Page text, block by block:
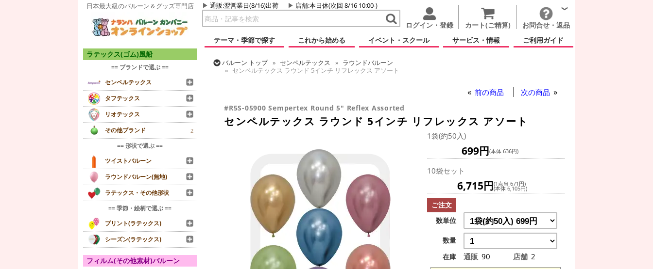
日本最大級のバルーン＆グッズ専門店 通販:翌営業日(8/16)出荷 店舗:本日休(次回 8/16 10:00-)
ログイン・登録 カート(ご精算)
お問合せ・返品
テーマ・季節で探す
これから始める イベント・スクール サービス・情報 ご利用ガイド
ラテックス(ゴム)風船
== ブランドで選ぶ ==
センペルテックス
タフテックス
リオテックス
その他ブランド
2
== 形状で選ぶ ==
ツイストバルーン
ラウンドバルーン(無地)
ラテックス・その他形状
== 季節・絵柄で選ぶ ==
プリント(ラテックス)
シーズン(ラテックス)
フィルム(その他素材)バルーン
バルーン トップ センペルテックス
ラウンドバルーン
センペルテックス ラウンド 5インチ リフレックス アソート
前の商品 次の商品
#R5S-05900 Sempertex Round 5" Reflex Assorted
センペルテックス ラウンド 5インチ リフレックス アソート
1袋(約50入)
699円(本体 636円)
10袋セット
6,715円(1点当 671円)
(本体 6,105円)
ご注文
数単位
数量
在庫
通販 90 店舗 2